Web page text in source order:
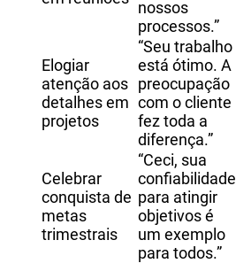
nossos
processos.”
Elogiar
atenção aos
detalhes em
projetos
“Seu trabalho
está ótimo. A
preocupação
com o cliente
fez toda a
diferença.”
Celebrar
conquista de
metas
trimestrais
“Ceci, sua
confiabilidade
para atingir
objetivos é
um exemplo
para todos.”